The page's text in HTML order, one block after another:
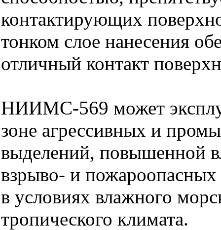
контактирующих
тонком слое нанесения
отличный контакт
НИИМС-569 может
зоне агрессивных и
выделений, повышенной
взрыво- и пожароопасных
в условиях влажного
тропического климата.